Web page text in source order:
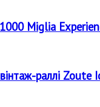
Miglia
раллі